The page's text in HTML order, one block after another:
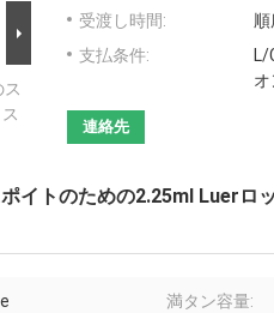
ス
受渡し時間:
支払条件:
L/
オ
連絡先
イトのための2.25ml Luerロ
満タン容量: